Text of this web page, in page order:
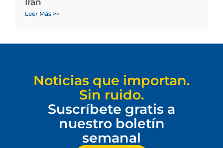
Leer Más >>
Noticias que importan.
Sin ruido.
Suscríbete gratis a
nuestro boletín
semanal